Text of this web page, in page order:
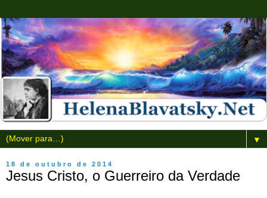
▼
18 de outubro de 2014
Jesus Cristo, o Guerreiro da Verdade